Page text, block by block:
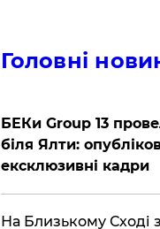
Головні
БЕКи Group 13
біля Ялти:
ексклюзивні кадри
На Близькому Сході